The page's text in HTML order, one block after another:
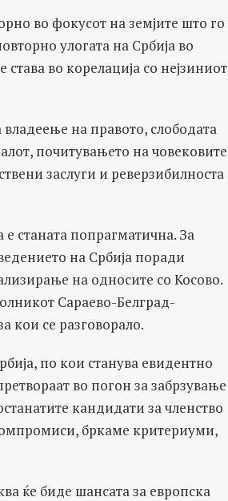
во фокусот на земјите што го
улогата на Србија во
во корелација со нејзиниот
на правото, слободата
почитувањето на човековите
заслуги и реверзибилноста
станата попрагматична. За
на Србија поради
на односите со Косово.
Сараево-Белград-
кои се разговорало.
по кои станува евидентно
во погон за забрзување
кандидати за членство
бркаме критериуми,
ќе биде шансата за европска